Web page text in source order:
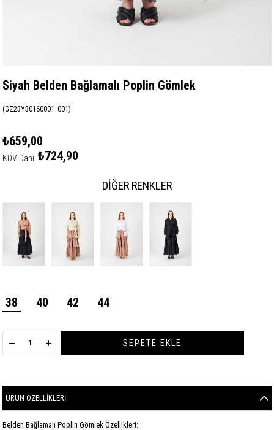
Siyah Belden Bağlamalı Poplin Gömlek
(GZ23Y30160001_001)
₺659,00
KDV Dahil ₺724,90
DIĞER RENKLER
38 40 42 44
ÜRÜN ÖZELLIKLERI
Belden Bağlamalı Poplin Gömlek Özellikleri: